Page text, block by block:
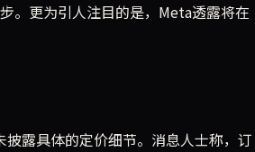
。更为引人注目的是，Meta透露将在
露具体的定价细节。消息人士称，订